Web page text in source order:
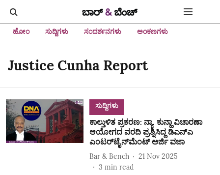
ಹೋಂ ಸುದ್ದಿಗಳು ಸಂದರ್ಶನಗಳು ಅಂಕಣಗಳು
Justice Cunha Report
ಸುದ್ದಿಗಳು
ಕಾಲ್ತುಳಿತ ಪ್ರಕರಣ: ನ್ಯಾ. ಕುನ್ಹಾ ವಿಚಾರಣಾ
ಆಯೋಗದ ವರದಿ ಪ್ರಶ್ನಿಸಿದ್ದ ಡಿಎನ್‌ಎ
ಎಂಟರ್‌ಟೈನ್‌ಮೆಂಟ್‌ ಅರ್ಜಿ ವಜಾ
Bar & Bench
21 Nov 2025
3 min read